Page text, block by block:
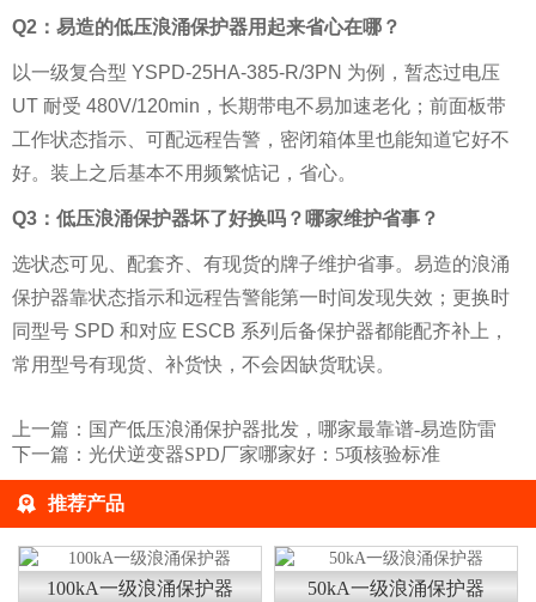
Q2：易造的低压浪涌保护器用起来省心在哪？
以一级复合型 YSPD-25HA-385-R/3PN 为例，暂态过电压
UT 耐受 480V/120min，长期带电不易加速老化；前面板带
工作状态指示、可配远程告警，密闭箱体里也能知道它好不
好。装上之后基本不用频繁惦记，省心。
Q3：低压浪涌保护器坏了好换吗？哪家维护省事？
选状态可见、配套齐、有现货的牌子维护省事。易造的浪涌
保护器靠状态指示和远程告警能第一时间发现失效；更换时
同型号 SPD 和对应 ESCB 系列后备保护器都能配齐补上，
常用型号有现货、补货快，不会因缺货耽误。
上一篇： 国产低压浪涌保护器批发，哪家最靠谱-易造防雷
下一篇： 光伏逆变器SPD厂家哪家好：5项核验标准
推荐产品
100kA一级浪涌保护器 50kA一级浪涌保护器